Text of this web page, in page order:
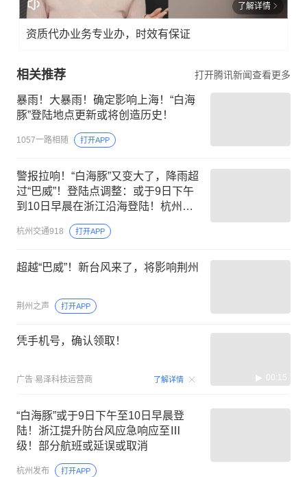
了解详情
资质代办业务专业办，时效有保证
相关推荐 打开腾讯新闻查看更多
暴雨！大暴雨！确定影响上海！“白海
豚”登陆地点更新或将创造历史！
1057一路相随 打开APP
警报拉响！“白海豚”又变大了，降雨超
过“巴威”！登陆点调整：或于9日下午
到10日早晨在浙江沿海登陆！杭州启
动防台风Ⅳ级应急响应
杭州交通918 打开APP
超越“巴威”！新台风来了，将影响荆州
荆州之声 打开APP
凭手机号，确认领取！
广告 易泽科技运营商 了解详情 00:15
“白海豚”或于9日下午至10日早晨登
陆！浙江提升防台风应急响应至Ⅲ
级！部分航班或延误或取消
杭州发布 打开APP